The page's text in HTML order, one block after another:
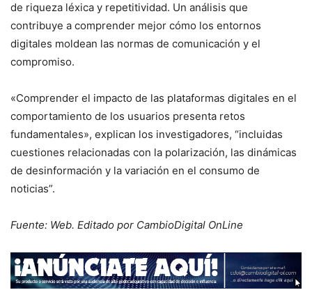
de riqueza léxica y repetitividad. Un análisis que
contribuye a comprender mejor cómo los entornos
digitales moldean las normas de comunicación y el
compromiso.
«Comprender el impacto de las plataformas digitales en el
comportamiento de los usuarios presenta retos
fundamentales», explican los investigadores, “incluidas
cuestiones relacionadas con la polarización, las dinámicas
de desinformación y la variación en el consumo de
noticias”.
Fuente: Web. Editado por CambioDigital OnLine